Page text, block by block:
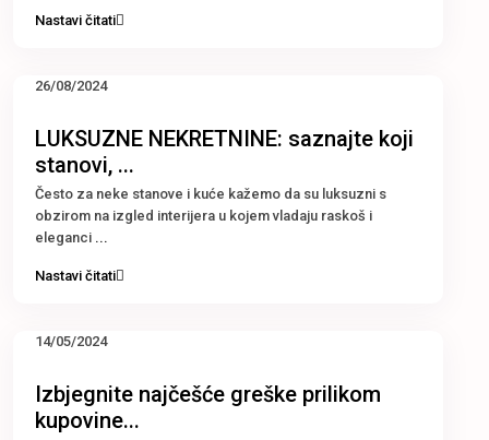
Nastavi čitati
LUKSUZNE NEKRETNINE: saznajte koji
stanovi, ...
26/08/2024
Često za neke stanove i kuće kažemo da su luksuzni s
obzirom na izgled interijera u kojem vladaju raskoš i
eleganci ...
Nastavi čitati
Izbjegnite najčešće greške prilikom
kupovine...
14/05/2024